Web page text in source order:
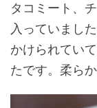
タコミート、
入っていまし
かけられてい
たです。柔ら